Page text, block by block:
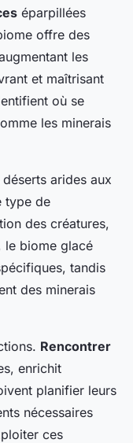
éparpillées
offre des
les
et maîtrisant
où se
les minerais
arides aux
type de
des créatures,
le biome glacé
tandis
des minerais
Rencontrer
enrichit
planifier leurs
nécessaires
ces